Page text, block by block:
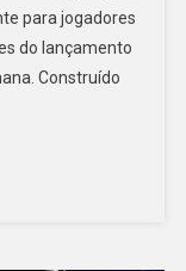
para jogadores
do lançamento
Construído